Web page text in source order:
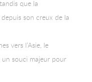
que la
son creux de la
vers l’Asie, le
souci majeur pour